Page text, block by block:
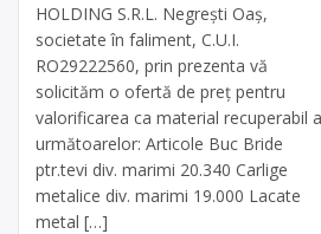
HOLDING S.R.L. Negrești Oaș,
societate în faliment, C.U.I.
RO29222560, prin prezenta vă
solicităm o ofertă de preț pentru
valorificarea ca material recuperabil a
următoarelor: Articole Buc Bride
ptr.tevi div. marimi 20.340 Carlige
metalice div. marimi 19.000 Lacate
metal […]